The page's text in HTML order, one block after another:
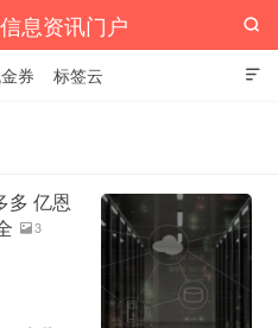
息资讯门户

券 标签云

多 亿恩
3